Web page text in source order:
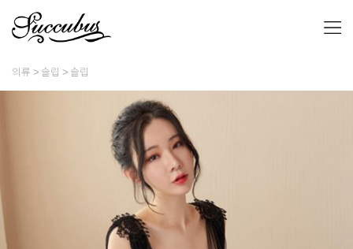
의류 슬립 슬립